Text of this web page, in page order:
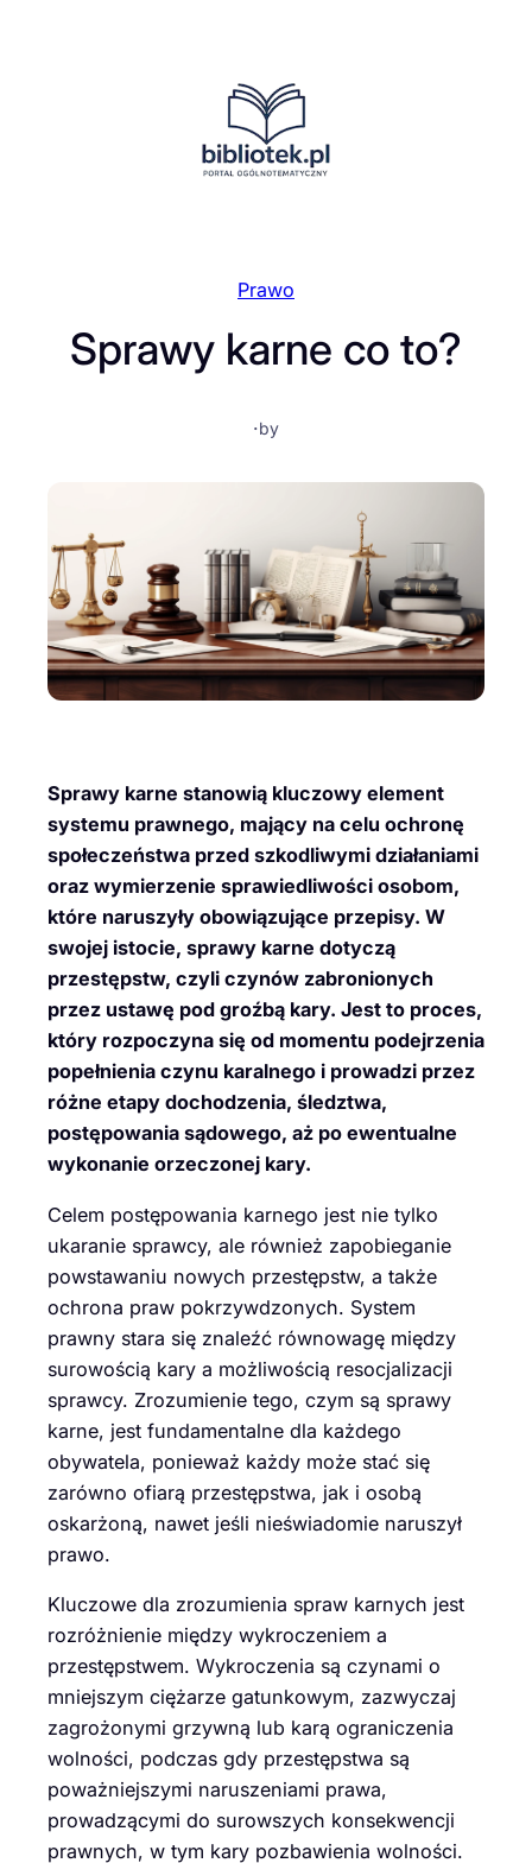
Prawo
Sprawy karne co to?
·by
Sprawy karne stanowią kluczowy element
systemu prawnego, mający na celu ochronę
społeczeństwa przed szkodliwymi działaniami
oraz wymierzenie sprawiedliwości osobom,
które naruszyły obowiązujące przepisy. W
swojej istocie, sprawy karne dotyczą
przestępstw, czyli czynów zabronionych
przez ustawę pod groźbą kary. Jest to proces,
który rozpoczyna się od momentu podejrzenia
popełnienia czynu karalnego i prowadzi przez
różne etapy dochodzenia, śledztwa,
postępowania sądowego, aż po ewentualne
wykonanie orzeczonej kary.
Celem postępowania karnego jest nie tylko
ukaranie sprawcy, ale również zapobieganie
powstawaniu nowych przestępstw, a także
ochrona praw pokrzywdzonych. System
prawny stara się znaleźć równowagę między
surowością kary a możliwością resocjalizacji
sprawcy. Zrozumienie tego, czym są sprawy
karne, jest fundamentalne dla każdego
obywatela, ponieważ każdy może stać się
zarówno ofiarą przestępstwa, jak i osobą
oskarżoną, nawet jeśli nieświadomie naruszył
prawo.
Kluczowe dla zrozumienia spraw karnych jest
rozróżnienie między wykroczeniem a
przestępstwem. Wykroczenia są czynami o
mniejszym ciężarze gatunkowym, zazwyczaj
zagrożonymi grzywną lub karą ograniczenia
wolności, podczas gdy przestępstwa są
poważniejszymi naruszeniami prawa,
prowadzącymi do surowszych konsekwencji
prawnych, w tym kary pozbawienia wolności.